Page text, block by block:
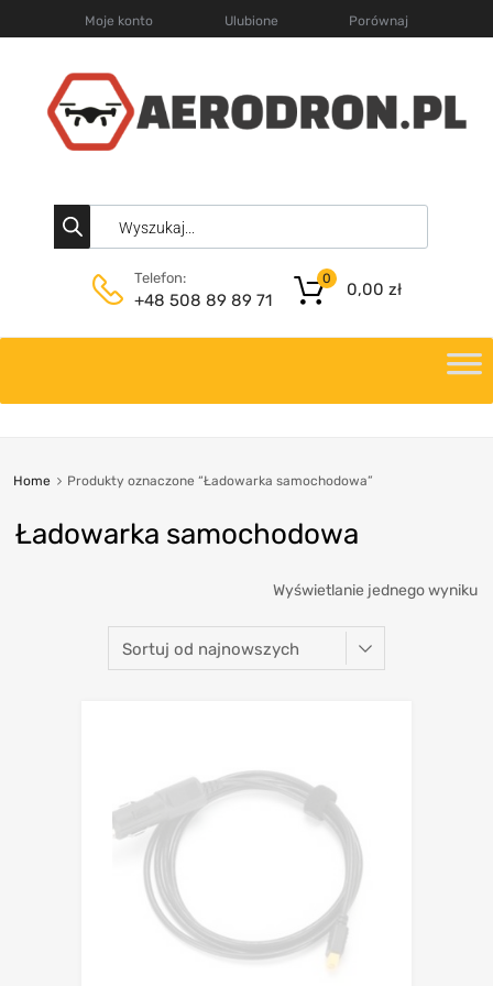
Moje konto Ulubione Porównaj
Telefon:
+48 508 89 89 71
0,00 zł
0
Home Produkty oznaczone “Ładowarka samochodowa”
Ładowarka samochodowa
Wyświetlanie jednego wyniku